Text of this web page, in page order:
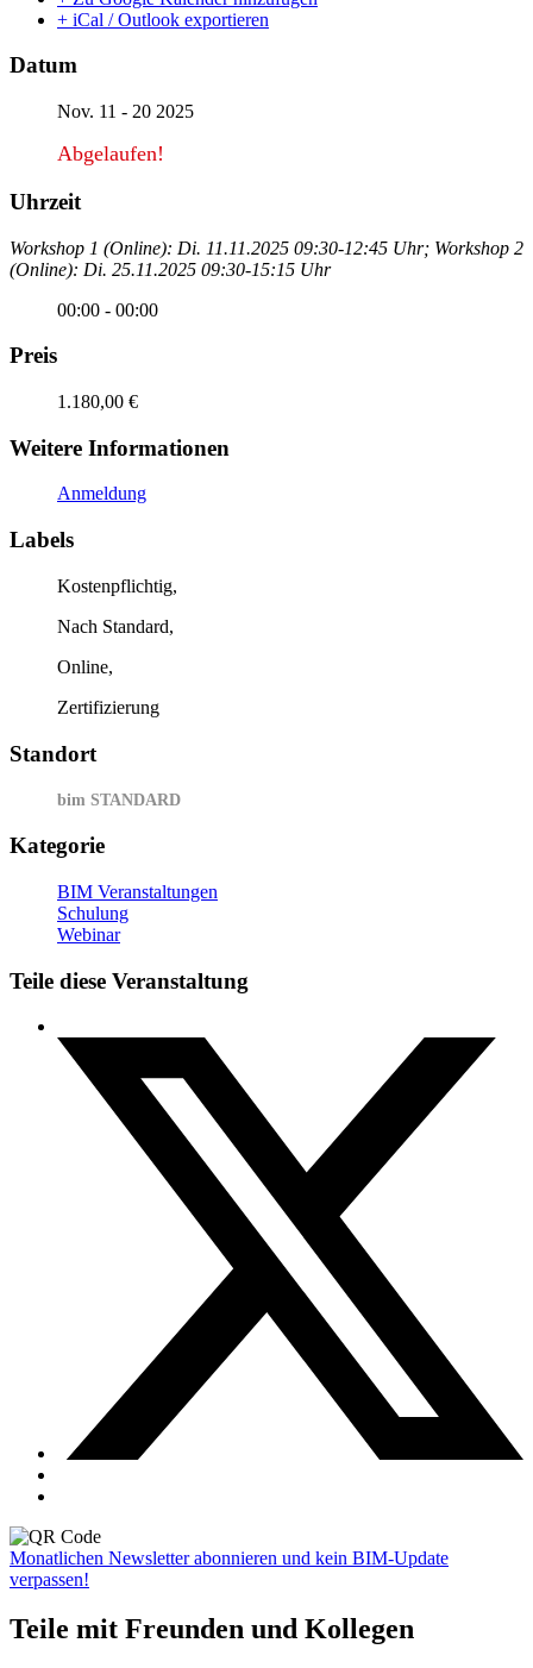
+ iCal / Outlook exportieren
Datum
Nov. 11 - 20 2025
Abgelaufen!
Uhrzeit
Workshop 1 (Online): Di. 11.11.2025 09:30-12:45 Uhr; Workshop 2
(Online): Di. 25.11.2025 09:30-15:15 Uhr
00:00 - 00:00
Preis
1.180,00 €
Weitere Informationen
Anmeldung
Labels
Kostenpflichtig,
Nach Standard,
Online,
Zertifizierung
Standort
bim STANDARD
Kategorie
BIM Veranstaltungen
Schulung
Webinar
Teile diese Veranstaltung
Monatlichen Newsletter abonnieren und kein BIM-Update
verpassen!
Teile mit Freunden und Kollegen